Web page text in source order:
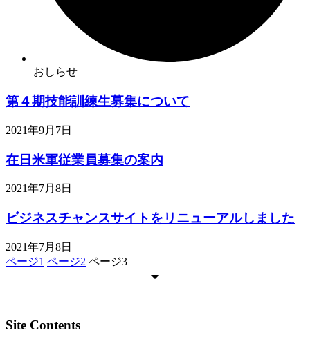
おしらせ
第４期技能訓練生募集について
2021年9月7日
在日米軍従業員募集の案内
2021年7月8日
ビジネスチャンスサイトをリニューアルしました
2021年7月8日
ページ1 ページ2 ページ3
Site Contents